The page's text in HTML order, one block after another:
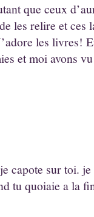
que ceux
les relire et ces
les livres!
et moi avons
capote sur toi.
tu quoiaie a la